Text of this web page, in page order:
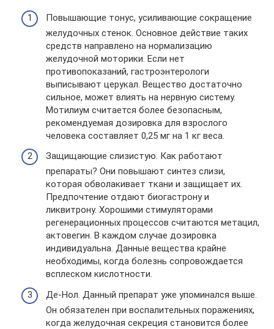
Повышающие тонус, усиливающие сокращение
желудочных стенок. Основное действие таких
средств направлено на нормализацию
желудочной моторики. Если нет
противопоказаний, гастроэнтерологи
выписывают церукал. Вещество достаточно
сильное, может влиять на нервную систему.
Мотилиум считается более безопасным,
рекомендуемая дозировка для взрослого
человека составляет 0,25 мг на 1 кг веса.
Защищающие слизистую. Как работают
препараты? Они повышают синтез слизи,
которая обволакивает ткани и защищает их.
Предпочтение отдают биогастрону и
ликвитрону. Хорошими стимуляторами
регенерационных процессов считаются метацил,
актовегин. В каждом случае дозировка
индивидуальна. Данные вещества крайне
необходимы, когда болезнь сопровождается
всплеском кислотности.
Де-Нол. Данный препарат уже упоминался выше.
Он обязателен при воспалительных поражениях,
когда желудочная секреция становится более